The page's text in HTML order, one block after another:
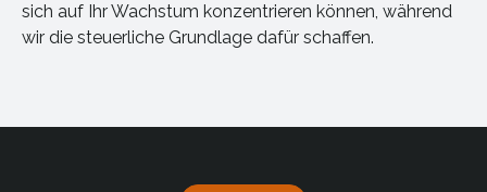
sich auf Ihr Wachstum konzentrieren können, während
wir die steuerliche Grundlage dafür schaffen.